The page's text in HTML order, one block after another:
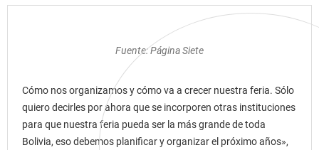
Fuente: Página Siete
Cómo nos organizamos y cómo va a crecer nuestra feria. Sólo
quiero decirles por ahora que se incorporen otras instituciones
para que nuestra feria pueda ser la más grande de toda
Bolivia, eso debemos planificar y organizar el próximo años»,